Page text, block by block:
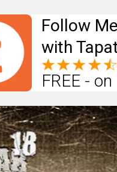
Follow
with
FREE -